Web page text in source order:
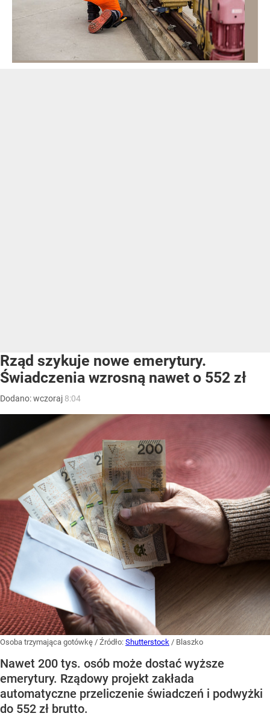
Rząd szykuje nowe emerytury.
Świadczenia wzrosną nawet o 552 zł
Dodano:wczoraj 8:04
Osoba trzymająca gotówkę / Źródło: Shutterstock / Blaszko
Nawet 200 tys. osób może dostać wyższe
emerytury. Rządowy projekt zakłada
automatyczne przeliczenie świadczeń i podwyżki
do 552 zł brutto.